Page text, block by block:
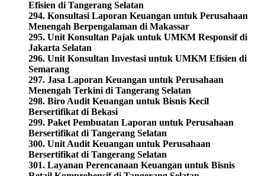
Efisien di Tangerang Selatan
294. Konsultasi Laporan Keuangan untuk Perusahaan
Menengah Berpengalaman di Makassar
295. Unit Konsultan Pajak untuk UMKM Responsif di
Jakarta Selatan
296. Unit Konsultan Investasi untuk UMKM Efisien di
Semarang
297. Jasa Laporan Keuangan untuk Perusahaan
Menengah Terkini di Tangerang Selatan
298. Biro Audit Keuangan untuk Bisnis Kecil
Bersertifikat di Bekasi
299. Paket Pembuatan Laporan untuk Perusahaan
Bersertifikat di Tangerang Selatan
300. Unit Audit Keuangan untuk Perusahaan
Bersertifikat di Tangerang Selatan
301. Layanan Perencanaan Keuangan untuk Bisnis